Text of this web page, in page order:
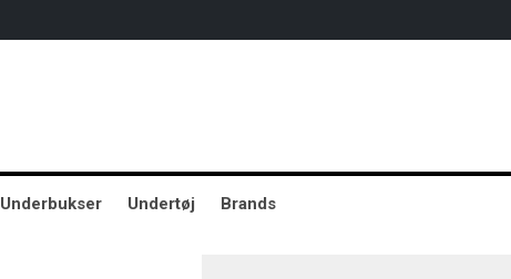
Underbukser Undertøj Brands